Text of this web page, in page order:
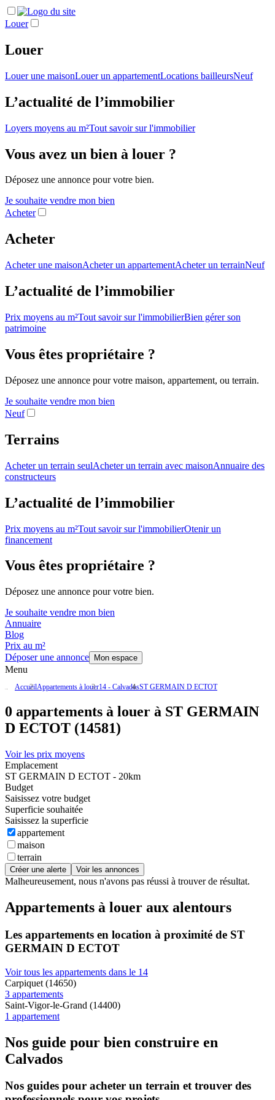
Louer
Louer
Louer une maisonLouer un appartementLocations bailleursNeuf
L’actualité de l’immobilier
Loyers moyens au m²Tout savoir sur l'immobilier
Vous avez un bien à louer ?
Déposez une annonce pour votre bien.
Je souhaite vendre mon bien
Acheter
Acheter
Acheter une maisonAcheter un appartementAcheter un terrainNeuf
L’actualité de l’immobilier
Prix moyens au m²Tout savoir sur l'immobilierBien gérer son
patrimoine
Vous êtes propriétaire ?
Déposez une annonce pour votre maison, appartement, ou terrain.
Je souhaite vendre mon bien
Neuf
Terrains
Acheter un terrain seulAcheter un terrain avec maisonAnnuaire des
constructeurs
L’actualité de l’immobilier
Prix moyens au m²Tout savoir sur l'immobilierOtenir un
financement
Vous êtes propriétaire ?
Déposez une annonce pour votre bien.
Je souhaite vendre mon bien
Annuaire
Blog
Prix au m²
Déposer une annonce
Mon espace
Menu
AccueilAppartements à louer14 - CalvadosST GERMAIN D ECTOT
0 appartements à louer à ST GERMAIN
D ECTOT (14581)
Voir les prix moyens
Emplacement
ST GERMAIN D ECTOT - 20km
Budget
Saisissez votre budget
Superficie souhaitée
Saisissez la superficie
appartement
maison
terrain
Créer une alerte Voir les annonces
Malheureusement, nous n'avons pas réussi à trouver de résultat.
Appartements à louer aux alentours
Les appartements en location à proximité de ST
GERMAIN D ECTOT
Voir tous les appartements dans le 14
Carpiquet (14650)
3 appartements
Saint-Vigor-le-Grand (14400)
1 appartement
Nos guide pour bien construire en
Calvados
Nos guides pour acheter un terrain et trouver des